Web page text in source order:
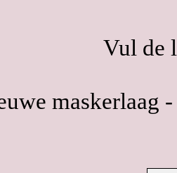
Vul de
maskerlaag